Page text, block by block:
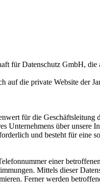
für Datenschutz GmbH,
die private Website der
für die
Unternehmens über unsere
und besteht für eine
einer
Mittels dieser
Ferner werden